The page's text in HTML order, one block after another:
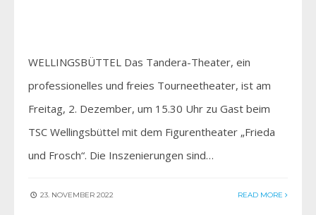
WELLINGSBÜTTEL Das Tandera-Theater, ein
professionelles und freies Tourneetheater, ist am
Freitag, 2. Dezember, um 15.30 Uhr zu Gast beim
TSC Wellingsbüttel mit dem Figurentheater „Frieda
und Frosch“. Die Inszenierungen sind…
23. NOVEMBER 2022 READ MORE